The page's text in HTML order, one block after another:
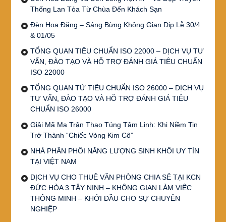
Thống Lan Tỏa Từ Chùa Đến Khách Sạn
Đèn Hoa Đăng – Sáng Bừng Không Gian Dịp Lễ 30/4
& 01/05
TỔNG QUAN TIÊU CHUẨN ISO 22000 – DỊCH VỤ TƯ
VẤN, ĐÀO TẠO VÀ HỖ TRỢ ĐÁNH GIÁ TIÊU CHUẨN
ISO 22000
TỔNG QUAN TỪ TIÊU CHUẨN ISO 26000 – DỊCH VỤ
TƯ VẤN, ĐÀO TẠO VÀ HỖ TRỢ ĐÁNH GIÁ TIÊU
CHUẨN ISO 26000
Giải Mã Ma Trận Thao Túng Tâm Linh: Khi Niềm Tin
Trở Thành “Chiếc Vòng Kim Cô”
NHÀ PHÂN PHỐI NĂNG LƯỢNG SINH KHỐI UY TÍN
TẠI VIỆT NAM
DỊCH VỤ CHO THUÊ VĂN PHÒNG CHIA SẺ TẠI KCN
ĐỨC HÒA 3 TÂY NINH – KHÔNG GIAN LÀM VIỆC
THÔNG MINH – KHỞI ĐẦU CHO SỰ CHUYÊN
NGHIỆP